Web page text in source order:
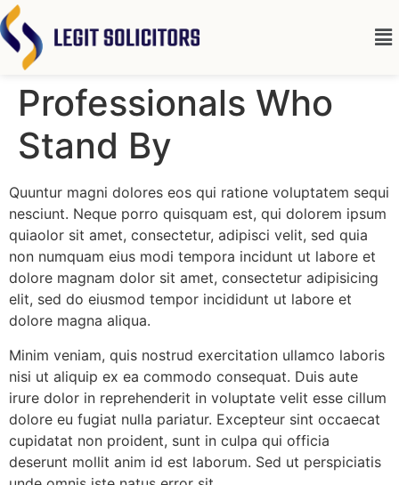
Professionals Who
Stand By
Quuntur magni dolores eos qui ratione voluptatem sequi
nesciunt. Neque porro quisquam est, qui dolorem ipsum
quiaolor sit amet, consectetur, adipisci velit, sed quia
non numquam eius modi tempora incidunt ut labore et
dolore magnam dolor sit amet, consectetur adipisicing
elit, sed do eiusmod tempor incididunt ut labore et
dolore magna aliqua.
Minim veniam, quis nostrud exercitation ullamco laboris
nisi ut aliquip ex ea commodo consequat. Duis aute
irure dolor in reprehenderit in voluptate velit esse cillum
dolore eu fugiat nulla pariatur. Excepteur sint occaecat
cupidatat non proident, sunt in culpa qui officia
deserunt mollit anim id est laborum. Sed ut perspiciatis